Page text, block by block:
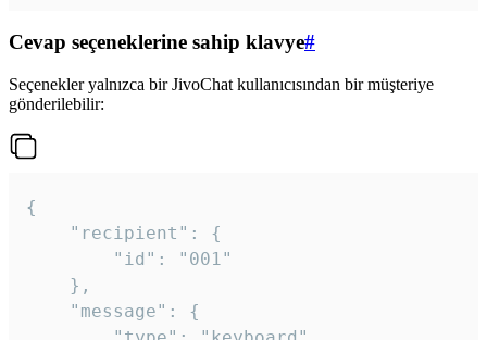
Cevap seçeneklerine sahip klavye#
Seçenekler yalnızca bir JivoChat kullanıcısından bir müşteriye
gönderilebilir:
{